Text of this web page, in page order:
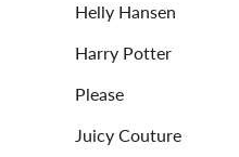
Helly Hansen
Harry Potter
Please
Juicy Couture